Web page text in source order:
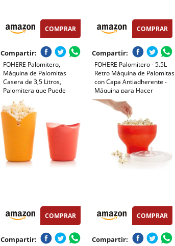
COMPRAR
Compartir:
FOHERE Palomitero,
Máquina de Palomitas
Casera de 3,5 Litros,
Palomitera que Puede
Agregar Azúcar y Aceite,
Agitación Automática, Olla
Antiadherente, Silenciosa y
Rápida, Adecuado Para Cine
en Casa
COMPRAR
Compartir:
FOHERE Palomitero - 5.5L
Retro Máquina de Palomitas
con Capa Antiadherente -
Máquina para Hacer
Palomitas de Maíz Fácil de
Usar - Silencioso y
Rápido(entre 4 min) (Rojo)
COMPRAR
Compartir:
COMPRAR
Compartir: